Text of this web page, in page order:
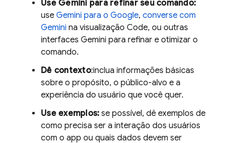
Use Gemini para refinar seu comando:
use Gemini para o Google, converse com
Gemini na visualização Code, ou outras
interfaces Gemini para refinar e otimizar o
comando.
Dê contexto:inclua informações básicas
sobre o propósito, o público-alvo e a
experiência do usuário que você quer.
Use exemplos: se possível, dê exemplos de
como precisa ser a interação dos usuários
com o app ou quais dados devem ser